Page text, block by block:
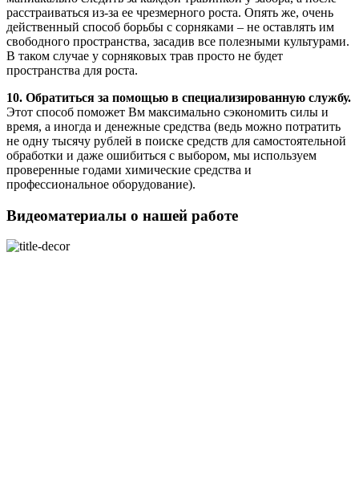
расстраиваться из-за ее чрезмерного роста. Опять же, очень
действенный способ борьбы с сорняками – не оставлять им
свободного пространства, засадив все полезными культурами.
В таком случае у сорняковых трав просто не будет
пространства для роста.
10. Обратиться за помощью в специализированную службу.
Этот способ поможет Вм максимально сэкономить силы и
время, а иногда и денежные средства (ведь можно потратить
не одну тысячу рублей в поиске средств для самостоятельной
обработки и даже ошибиться с выбором, мы используем
проверенные годами химические средства и
профессиональное оборудование).
Видеоматериалы о нашей работе